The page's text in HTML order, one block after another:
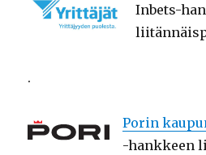
Inbets-
.
Porin
-hankkeen